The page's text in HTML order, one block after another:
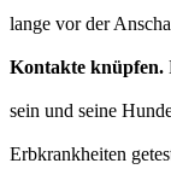
lange vor der
Kontakte knüpfen.
sein und seine
Erbkrankheiten